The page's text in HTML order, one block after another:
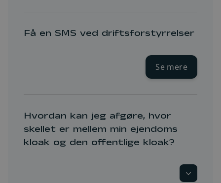
Få en SMS ved driftsforstyrrelser
Se mere
Hvordan kan jeg afgøre, hvor
skellet er mellem min ejendoms
kloak og den offentlige kloak?